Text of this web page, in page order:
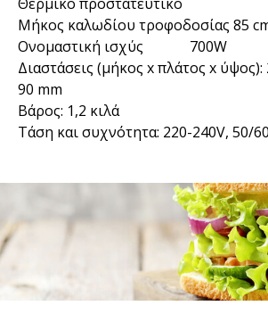
Μήκος καλωδίου τροφοδοσίας 85
Ονομαστική ισχύς 700W
Διαστάσεις (μήκος x πλάτος x ύψος):
90 mm
Βάρος: 1,2 κιλά
Τάση και συχνότητα: 220-240V, 50/